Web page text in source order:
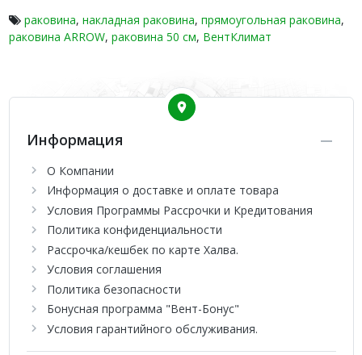
раковина, накладная раковина, прямоугольная раковина,
раковина ARROW, раковина 50 см, ВентКлимат
Информация
О Компании
Информация о доставке и оплате товара
Условия Программы Рассрочки и Кредитования
Политика конфиденциальности
Рассрочка/кешбек по карте Халва.
Условия соглашения
Политика безопасности
Бонусная программа "Вент-Бонус"
Условия гарантийного обслуживания.